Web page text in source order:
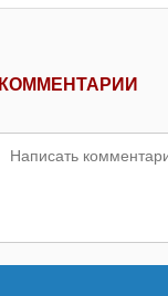
КОММЕНТАРИИ